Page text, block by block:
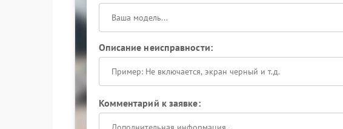
Описание неисправности:
Комментарий к заявке: